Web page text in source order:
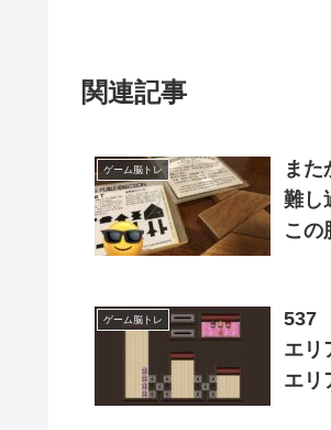
関連記事
ゲーム脳トレ
また
難し
この
ゲーム脳トレ
537
エリ
エリ